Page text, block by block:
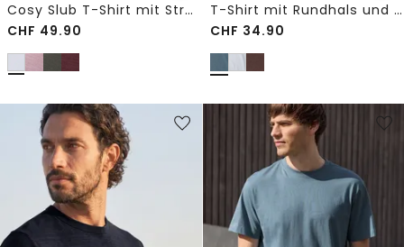
Cosy Slub T-Shirt mit Struktur
CHF 49.90
T-Shirt mit Rundhals und Print
CHF 34.90